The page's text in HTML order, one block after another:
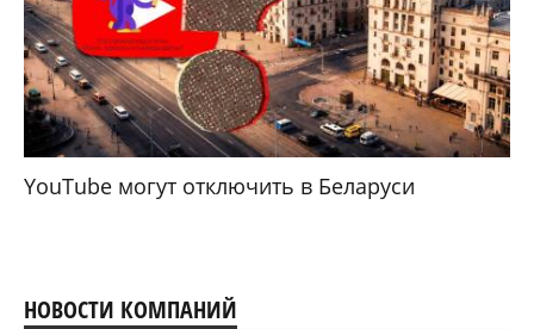
YouTube могут отключить в Беларуси
НОВОСТИ КОМПАНИЙ